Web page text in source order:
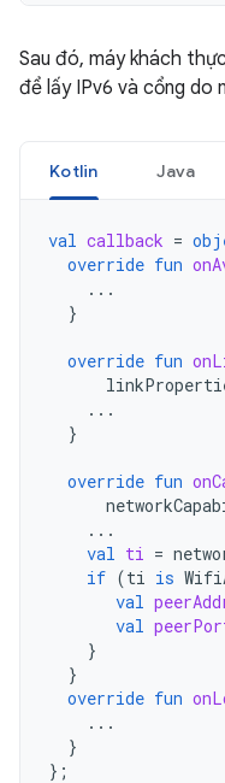
Sau đó, máy khách
để lấy IPv6 và cổng do
Kotlin Java
val callback =
override fun
...
}
override fun
...
}
override fun
...
val ti =
if (ti is
val
val
}
}
override fun
...
}
};